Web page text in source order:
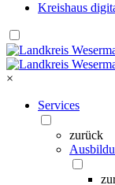
Kreishaus
×
Services
zurück